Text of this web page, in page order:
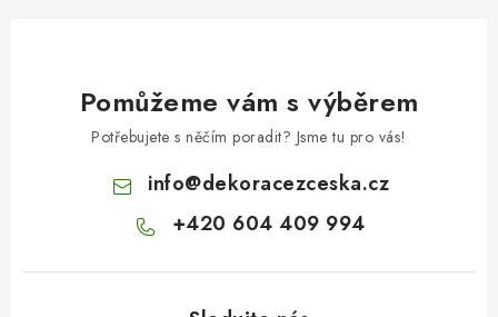
Pomůžeme vám s výběrem
Potřebujete s něčím poradit? Jsme tu pro vás!
info@dekoracezceska.cz
+420 604 409 994